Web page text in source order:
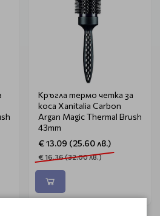
Кръгла термо четка за
коса Xanitalia Carbon
Argan Magic Thermal Brush
43mm
€ 13.09 (25.60 лв.)
€ 16.36 (32.00 лв.)